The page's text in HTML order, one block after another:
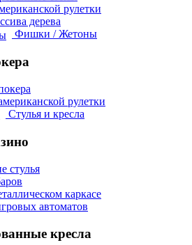
рулетки
дерева
Фишки / Жетоны
рулетки
Стулья и кресла
стулья
каркасе
автоматов
кресла